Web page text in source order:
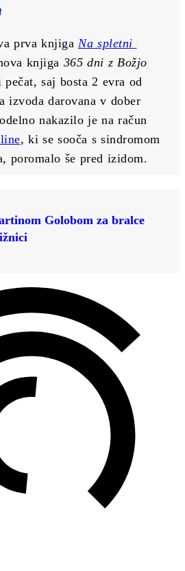
prva knjiga Na spletni
knjiga 365 dni z Božjo
pečat, saj bosta 2 evra od
izvoda darovana v dober
nakazilo je na račun
, ki se sooča s sindromom
poromalo še pred izidom.
Golobom za bralce